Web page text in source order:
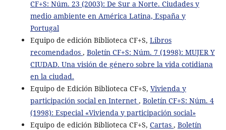
CF+S: Núm. 23 (2003): De Sur a Norte. Ciudades y
medio ambiente en América Latina, España y
Portugal
Equipo de edición Biblioteca CF+S, Libros
recomendados , Boletín CF+S: Núm. 7 (1998): MUJER Y
CIUDAD. Una visión de género sobre la vida cotidiana
en la ciudad.
Equipo de Edición Biblioteca CF+S, Vivienda y
participación social en Internet , Boletín CF+S: Núm. 4
(1998): Especial «Vivienda y participación social»
Equipo de edición Biblioteca CF+S, Cartas , Boletín